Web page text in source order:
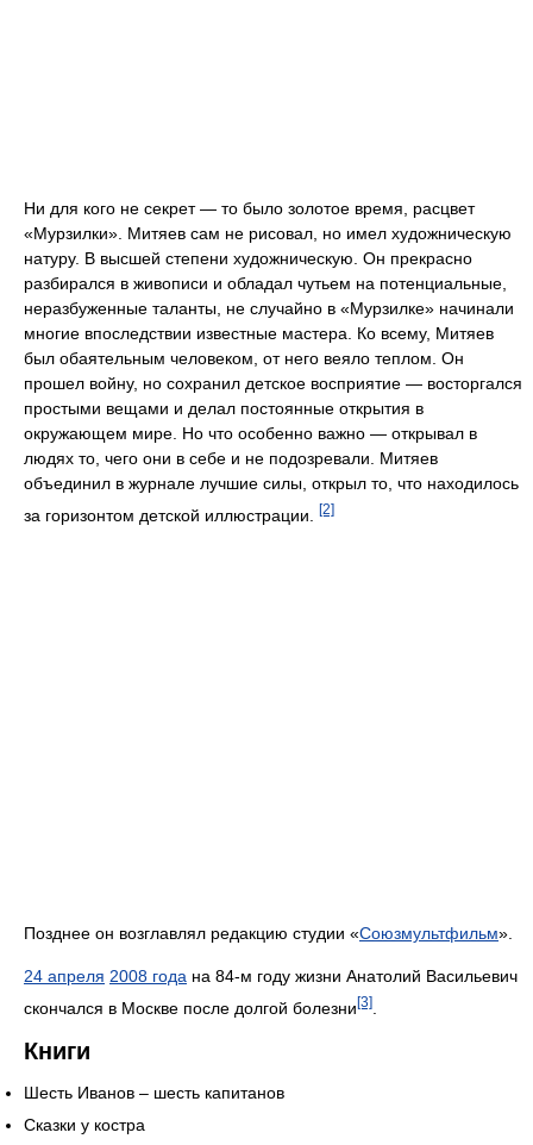
Ни для кого не секрет — то было золотое время, расцвет
«Мурзилки». Митяев сам не рисовал, но имел художническую
натуру. В высшей степени художническую. Он прекрасно
разбирался в живописи и обладал чутьем на потенциальные,
неразбуженные таланты, не случайно в «Мурзилке» начинали
многие впоследствии известные мастера. Ко всему, Митяев
был обаятельным человеком, от него веяло теплом. Он
прошел войну, но сохранил детское восприятие — восторгался
простыми вещами и делал постоянные открытия в
окружающем мире. Но что особенно важно — открывал в
людях то, чего они в себе и не подозревали. Митяев
объединил в журнале лучшие силы, открыл то, что находилось
за горизонтом детской иллюстрации.
[2]
Позднее он возглавлял редакцию студии «Союзмультфильм».
24 апреля 2008 года на 84-м году жизни Анатолий Васильевич
скончался в Москве после долгой болезни[3]
Книги
Шесть Иванов – шесть капитанов
Сказки у костра